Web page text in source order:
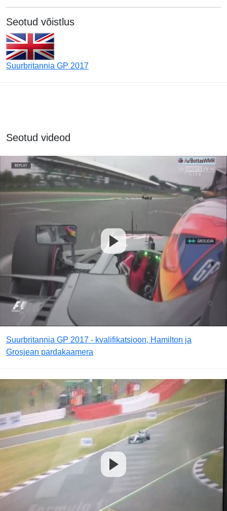
Seotud võistlus
Suurbritannia GP 2017
Seotud videod
Suurbritannia GP 2017 - kvalifikatsioon, Hamilton ja
Grosjean pardakaamera